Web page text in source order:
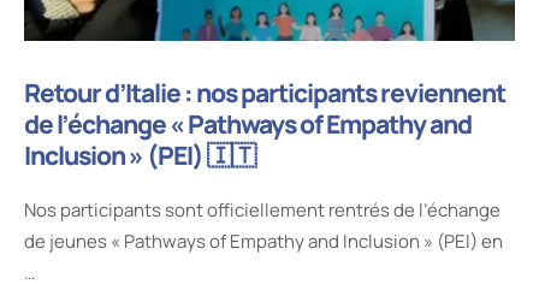
Retour d’Italie : nos participants reviennent
de l’échange « Pathways of Empathy and
Inclusion » (PEI) 🇮🇹
Nos participants sont officiellement rentrés de l’échange
de jeunes « Pathways of Empathy and Inclusion » (PEI) en
…